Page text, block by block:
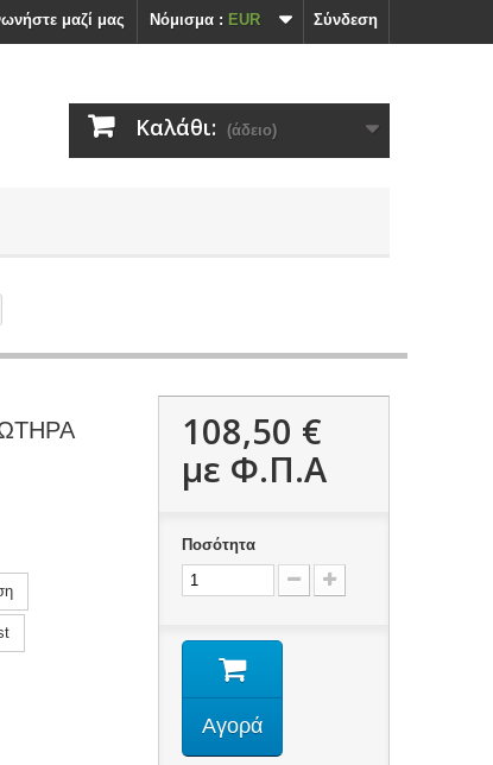
Σύνδεση
Nόμισμα : EUR
μαζί μας
Καλάθι: (άδειο)
108,50 €
με Φ.Π.Α
Ποσότητα
Αγορά